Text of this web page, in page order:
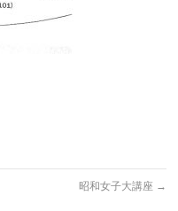
昭和女子大講座 →